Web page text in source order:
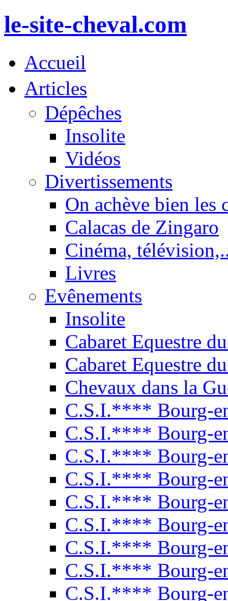
le-site-cheval.com
Accueil
Articles
Dépêches
Insolite
Vidéos
Divertissements
On achève bien les
Calacas de Zingaro
Cinéma,
Livres
Evênements
Insolite
Cabaret Equestre
Cabaret Equestre
Chevaux dans la
C.S.I.**** Bourg-
C.S.I.**** Bourg-
C.S.I.**** Bourg-
C.S.I.**** Bourg-
C.S.I.**** Bourg-
C.S.I.**** Bourg-
C.S.I.**** Bourg-
C.S.I.**** Bourg-
C.S.I.**** Bourg-